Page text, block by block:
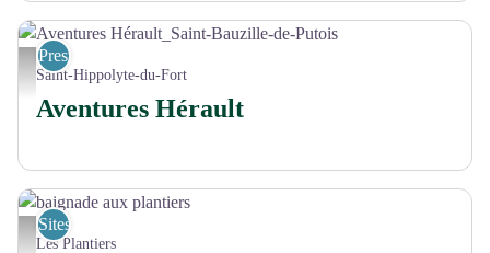
Aventures Hérault_Saint-Bauzille-de-Putois - Aventures Hérault
Prestataires pleine nature
Saint-Hippolyte-du-Fort
Aventures Hérault
baignade aux plantiers - Mairie des plantiers
Sites de visites
Les Plantiers